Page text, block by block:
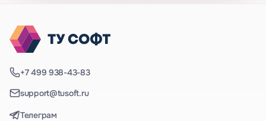
+7 499 938-43-83
support@tusoft.ru
Телеграм